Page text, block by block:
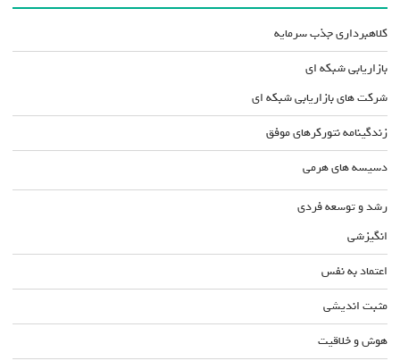
کلاهبرداری جذب سرمایه
بازاریابی شبکه ای
شرکت های بازاریابی شبکه ای
زندگینامه نتورکرهای موفق
دسیسه های هرمی
رشد و توسعه فردی
انگیزشی
اعتماد به نفس
مثبت اندیشی
هوش و خلاقیت